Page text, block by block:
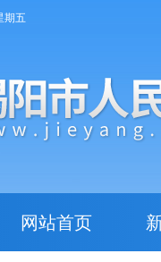
期五
网站首页